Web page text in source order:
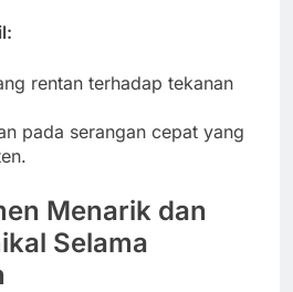
rentan terhadap tekanan
pada serangan cepat yang
Menarik dan
Selama